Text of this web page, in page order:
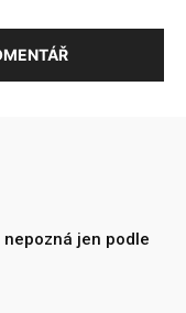
jen podle